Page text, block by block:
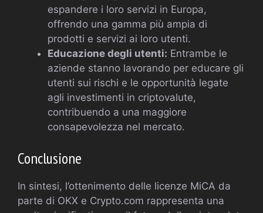
espandere i loro servizi in Europa,
offrendo una gamma più ampia di
prodotti e servizi ai loro utenti.
Educazione degli utenti: Entrambe le
aziende stanno lavorando per educare gli
utenti sui rischi e le opportunità legate
agli investimenti in criptovalute,
contribuendo a una maggiore
consapevolezza nel mercato.
Conclusione
In sintesi, l’ottenimento delle licenze MiCA da
parte di OKX e Crypto.com rappresenta una